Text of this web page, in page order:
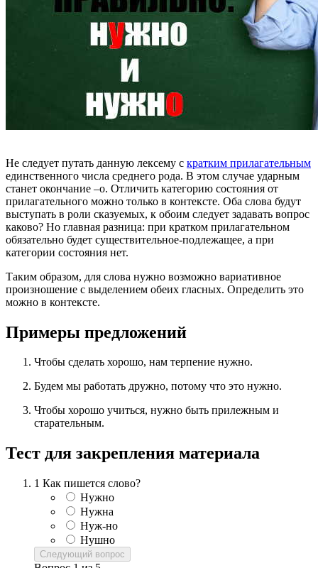
Не следует путать данную лексему с кратким прилагательным
единственного числа среднего рода. В этом случае ударным
станет окончание –о. Отличить категорию состояния от
прилагательного можно только в контексте. Оба слова будут
выступать в роли сказуемых, к обоим следует задавать вопрос
каково? Но главная разница: при кратком прилагательном
обязательно будет существительное-подлежащее, а при
категории состояния нет.
Таким образом, для слова нужно возможно вариативное
произношение с выделением обеих гласных. Определить это
можно в контексте.
Примеры предложений
Чтобы сделать хорошо, нам терпение нужно.
Будем мы работать дружно, потому что это нужно.
Чтобы хорошо учиться, нужно быть прилежным и
старательным.
Тест для закрепления материала
1 Как пишется слово?
Нужно
Нужна
Нуж-но
Нушно
Следующий вопрос